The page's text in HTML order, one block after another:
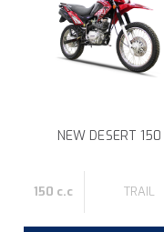
NEW DESERT 150
150 c.c TRAIL